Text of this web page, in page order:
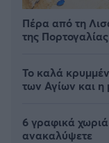
Πέρα από τη
της Πορτογαλίας
Το καλά
των Αγίων και η
6 γραφικά
ανακαλύψετε